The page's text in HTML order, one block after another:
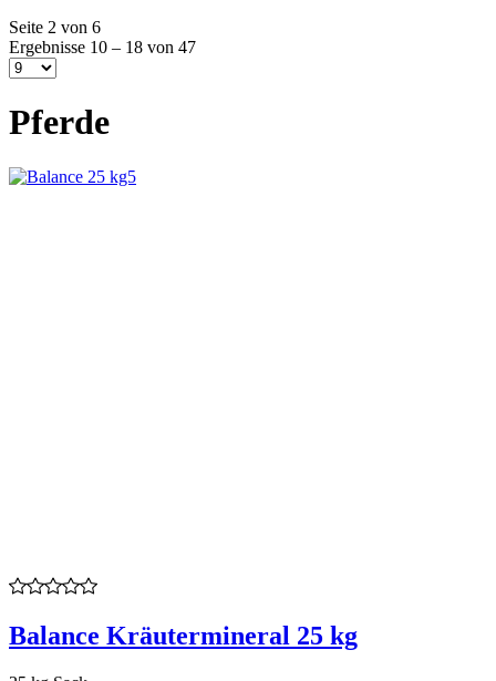
Seite 2 von 6
Ergebnisse 10 – 18 von 47
Pferde
Balance Kräutermineral 25 kg